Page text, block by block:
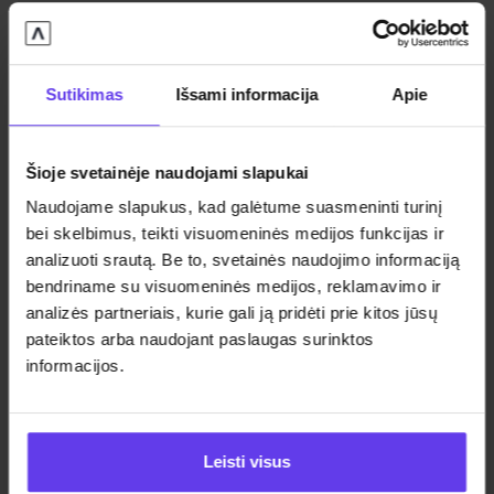
Sutikimas Išsami informacija Apie
Šioje svetainėje naudojami slapukai
Naudojame slapukus, kad galėtume suasmeninti turinį
bei skelbimus, teikti visuomeninės medijos funkcijas ir
analizuoti srautą. Be to, svetainės naudojimo informaciją
bendriname su visuomeninės medijos, reklamavimo ir
analizės partneriais, kurie gali ją pridėti prie kitos jūsų
pateiktos arba naudojant paslaugas surinktos
informacijos.
Leisti visus
Vienkartinis sutarties mokestis
149 Є
Automobilio atsiėmimo vieta
Vilnius, Kaunas, Klaipėda
Į mėnesinę įmoką įskaičiuota
Automobilio nuomos paslauga
Civilinis ir Kasko draudimai
Pagalba kelyje
Pakaitinis automobilis
Padangos, jų keitimas ir saugojimas
Techniniai aptarnavimai
Nusidėvinčios dalių keitimas
Preliminari mėnesio įmoka